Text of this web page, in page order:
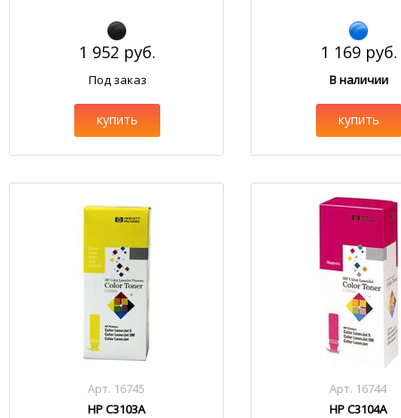
1 952 руб.
Под заказ
купить
1 169 руб.
В наличии
купить
Арт. 16745
HP C3103A
Арт. 16744
HP C3104A